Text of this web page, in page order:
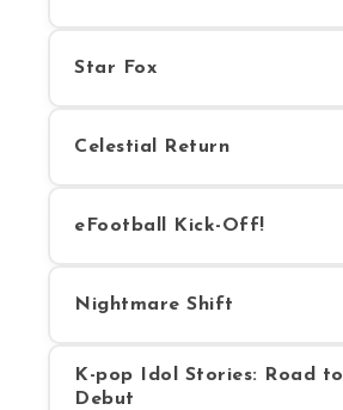
Star Fox
Celestial Return
eFootball Kick-Off!
Nightmare Shift
K-pop Idol Stories: Road to
Debut